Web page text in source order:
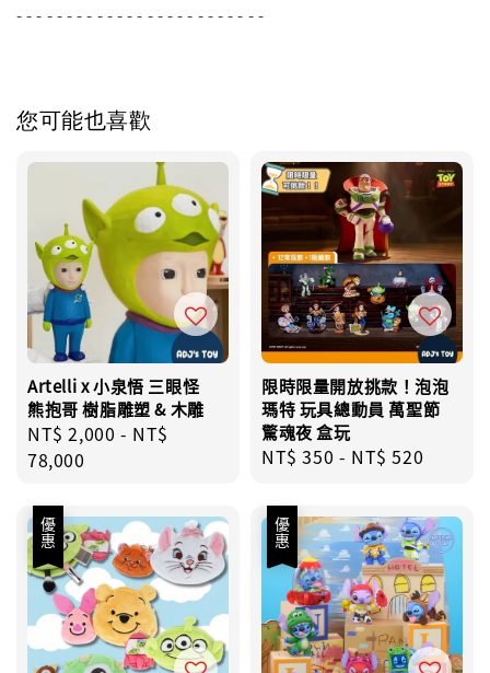
- - - - - - - - - - - - - - - - - - - - - - - - -
您可能也喜歡
Artelli x 小泉悟 三眼怪
熊抱哥 樹脂雕塑 & 木雕
Regular
price
NT$ 2,000 - NT$
78,000
限時限量開放挑款！泡泡
瑪特 玩具總動員 萬聖節
驚魂夜 盒玩
Regular
NT$ 350 - NT$ 520
優惠 優惠